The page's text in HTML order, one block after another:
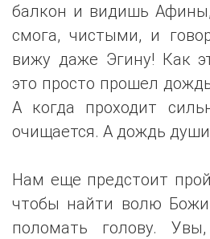
балкон и видишь
смога, чистыми, и
вижу даже Эгину! Как
это просто прошел
А когда проходит
очищается. А дождь
Нам еще предстоит
чтобы найти волю
поломать голову.